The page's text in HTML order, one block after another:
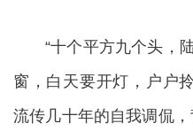
“十个平方九个头，
窗，白天要开灯，户户
流传几十年的自我调侃